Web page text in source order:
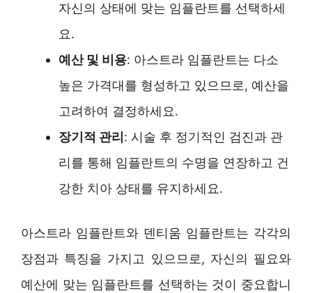
자신의 상태에 맞는 임플란트를 선택하세
요.
예산 및 비용: 아스트라 임플란트는 다소
높은 가격대를 형성하고 있으므로, 예산을
고려하여 결정하세요.
장기적 관리 : 시술 후 정기적인 검진과 관
리를 통해 임플란트의 수명을 연장하고 건
강한 치아 상태를 유지하세요.
아스트라 임플란트와 덴티움 임플란트는 각각의
장점과 특징을 가지고 있으므로, 자신의 필요와
예산에 맞는 임플란트를 선택하는 것이 중요합니